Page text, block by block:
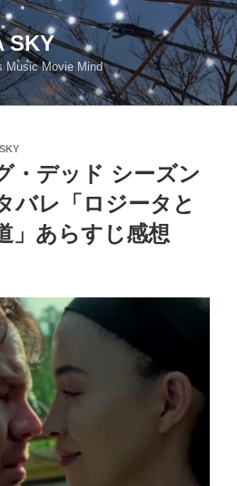
SKY
Music Movie Mind
・デッド シーズン
バレ「ロジータと
」あらすじ感想